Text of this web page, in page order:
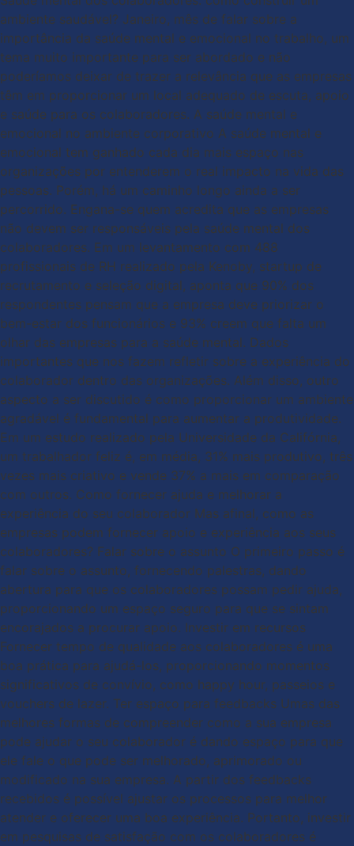
ambiente saudável? Janeiro, mês de falar sobre a
importância da saúde mental e emocional no trabalho, um
tema muito importante para ser abordado e não
poderíamos deixar de trazer a relevância que as empresas
têm em proporcionar um local adequado de escuta, apoio
e saúde para os colaboradores. A saúde mental e
emocional no ambiente corporativo A saúde mental e
emocional tem ganhado cada dia mais espaço nas
organizações por entenderem o real impacto na vida das
pessoas. Porém, há um caminho longo ainda a ser
percorrido. Engana-se quem acredita que as empresas
não devem ser responsáveis pela saúde mental dos
colaboradores. Em um levantamento com 488
profissionais de RH realizado pela Kenoby, startup de
recrutamento e seleção digital, aponta que 90% dos
respondentes pensam que a empresa deve priorizar o
bem-estar dos funcionários e 93% creem que falta um
olhar das empresas para a saúde mental. Dados
importantes que nos fazem refletir sobre a experiência do
colaborador dentro das organizações. Além disso, outro
aspecto a ser discutido é como proporcionar um ambiente
agradável é fundamental para aumentar a produtividade.
Em um estudo realizado pela Universidade da Califórnia,
um trabalhador feliz é, em média, 31% mais produtivo, três
vezes mais criativo e vende 37% a mais em comparação
com outros. Como fornecer ajuda e melhorar a
experiência do seu colaborador Mas afinal, como as
empresas podem fornecer apoio e experiência aos seus
colaboradores? Falar sobre o assunto O primeiro passo é
falar sobre o assunto, fornecendo palestras, dando
abertura para que os colaboradores possam pedir ajuda,
proporcionando um espaço seguro para que se sintam
encorajados a procurar apoio. Investir em recursos
Fornecer tempo de qualidade aos colaboradores é uma
boa prática para ajudá-los, proporcionando momentos
significativos de convívio, como happy hour, passeios e
vouchers de lazer. Ter espaço para feedbacks Umas das
melhores formas de compreender como a sua empresa
pode ajudar o seu colaborador é dando espaço para que
ele fale o que pode ser melhorado, aprimorado ou
modificado na sua empresa. A partir dos feedbacks
recebidos é possível ajustar os processos para melhor
atender e oferecer uma boa experiência. Portanto, investir
em pesquisas de satisfação com os colaboradores é